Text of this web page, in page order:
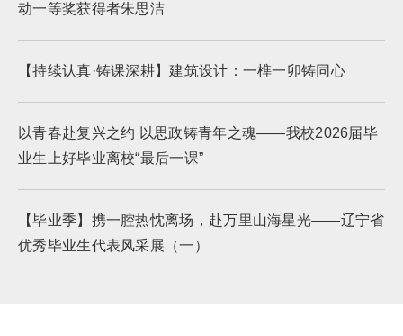
动一等奖获得者朱思洁
【持续认真·铸课深耕】建筑设计：一榫一卯铸同心
以青春赴复兴之约 以思政铸青年之魂——我校2026届毕
业生上好毕业离校“最后一课”
【毕业季】携一腔热忱离场，赴万里山海星光——辽宁省
优秀毕业生代表风采展（一）